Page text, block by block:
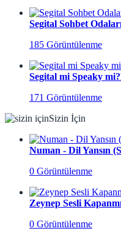
Segital Sohbet
185 Görüntülenme
Segital mi Speaky
171 Görüntülenme
Sizin İçin
Numan - Dil Yansın
0 Görüntülenme
Zeynep Sesli
0 Görüntülenme